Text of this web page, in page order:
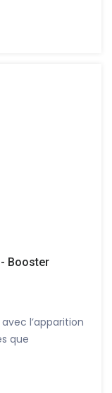
Booster
l’apparition
que
!